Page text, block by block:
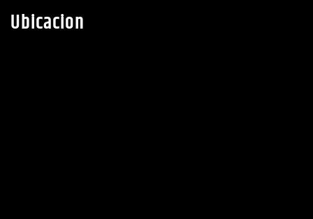
Ubicacion